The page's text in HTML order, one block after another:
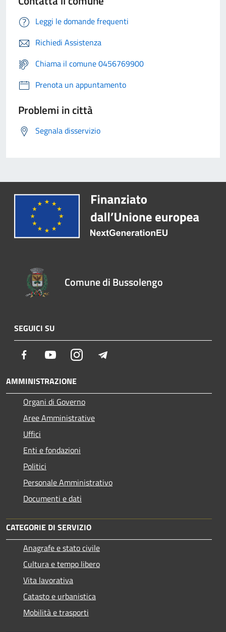
Leggi le domande frequenti
Richiedi Assistenza
Chiama il comune 0456769900
Prenota un appuntamento
Problemi in città
Segnala disservizio
Comune di Bussolengo
SEGUICI SU
Facebook YoutubeInstagram
AMMINISTRAZIONE
Organi di Governo
Aree Amministrative
Uffici
Enti e fondazioni
Politici
Personale Amministrativo
Documenti e dati
CATEGORIE DI SERVIZIO
Anagrafe e stato civile
Cultura e tempo libero
Vita lavorativa
Catasto e urbanistica
Mobilità e trasporti